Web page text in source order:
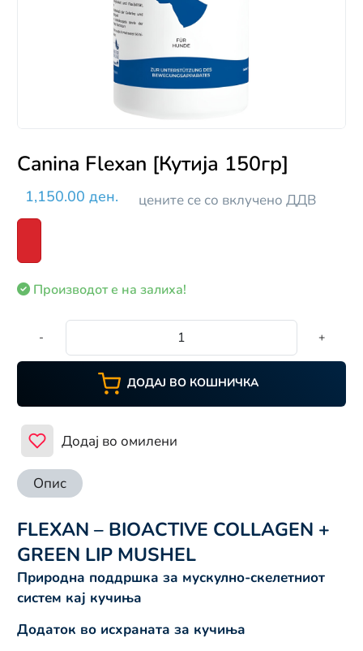
Canina Flexan [Кутија 150гр]
1,150.00 ден. цените се со вклучено ДДВ
Производот е на залиха!
- +
ДОДАЈ ВО КОШНИЧКА
Додај во омилени
Опис
FLEXAN – BIOACTIVE COLLAGEN +
GREEN LIP MUSHEL
Природна поддршка за мускулно-скелетниот
систем кај кучиња
Додаток во исхраната за кучиња